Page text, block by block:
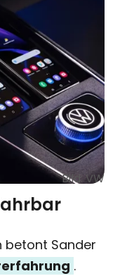
Bild: VW
betont Sander
.